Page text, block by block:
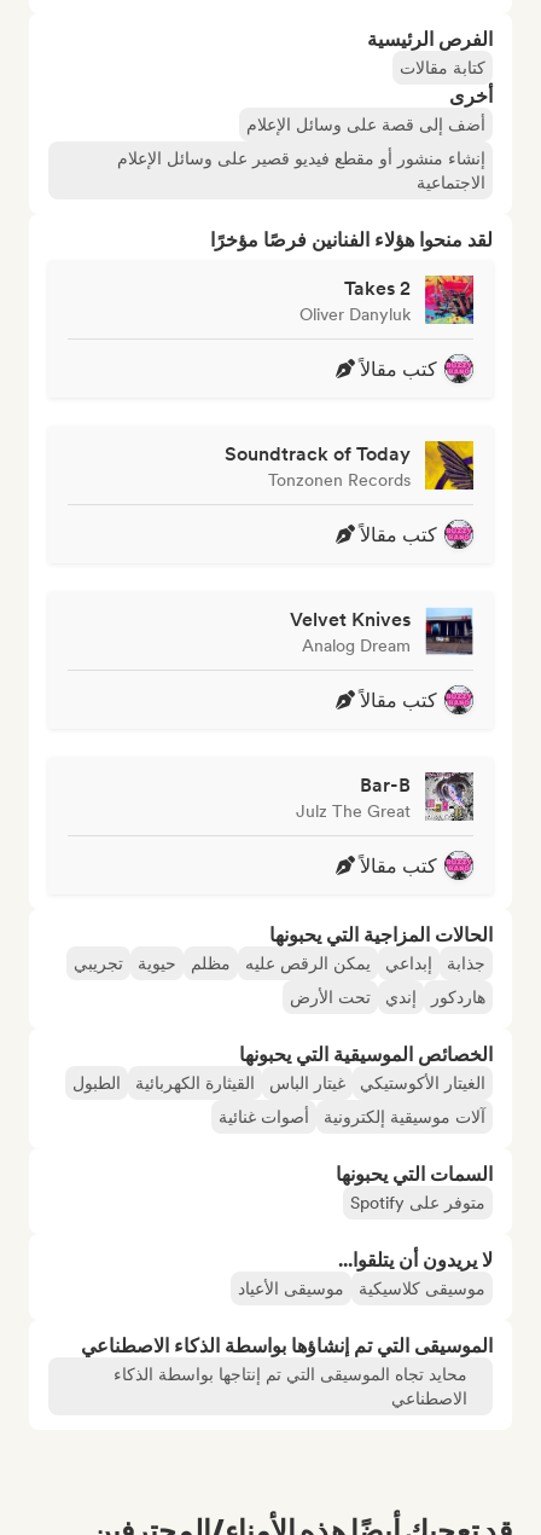
الفرص الرئيسية
كتابة مقالات
أخرى
أضف إلى قصة على وسائل الإعلام
إنشاء منشور أو مقطع فيديو قصير على وسائل الإعلام
الاجتماعية
لقد منحوا هؤلاء الفنانين فرصًا مؤخرًا
Takes 2
Oliver Danyluk
كتب مقالاً
Soundtrack of Today
Tonzonen Records
كتب مقالاً
Velvet Knives
Analog Dream
كتب مقالاً
Bar-B
Julz The Great
كتب مقالاً
الحالات المزاجية التي يحبونها
جذابة إبداعي يمكن الرقص عليه مظلم حيوية
تجريبي
هاردكور
إندي تحت الأرض
الخصائص الموسيقية التي يحبونها
الغيتار الأكوستيكي غيتار الباس القيثارة الكهربائية
الطبول
آلات موسيقية إلكترونية
أصوات غنائية
السمات التي يحبونها
متوفر على Spotify
لا يريدون أن يتلقوا...
موسيقى كلاسيكية موسيقى الأعياد
الموسيقى التي تم إنشاؤها بواسطة الذكاء الاصطناعي
محايد تجاه الموسيقى التي تم إنتاجها بواسطة الذكاء
الاصطناعي